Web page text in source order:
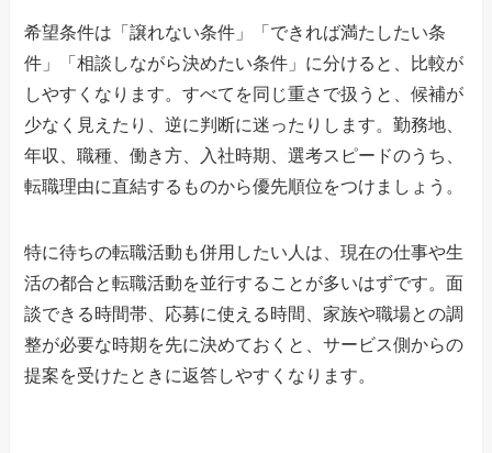
希望条件は「譲れない条件」「できれば満たしたい条
件」「相談しながら決めたい条件」に分けると、比較が
しやすくなります。すべてを同じ重さで扱うと、候補が
少なく見えたり、逆に判断に迷ったりします。勤務地、
年収、職種、働き方、入社時期、選考スピードのうち、
転職理由に直結するものから優先順位をつけましょう。
特に待ちの転職活動も併用したい人は、現在の仕事や生
活の都合と転職活動を並行することが多いはずです。面
談できる時間帯、応募に使える時間、家族や職場との調
整が必要な時期を先に決めておくと、サービス側からの
提案を受けたときに返答しやすくなります。